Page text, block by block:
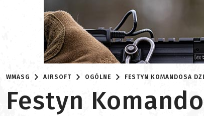
WMASG AIRSOFT OGÓLNE FESTYN KOMANDOSA
Festyn